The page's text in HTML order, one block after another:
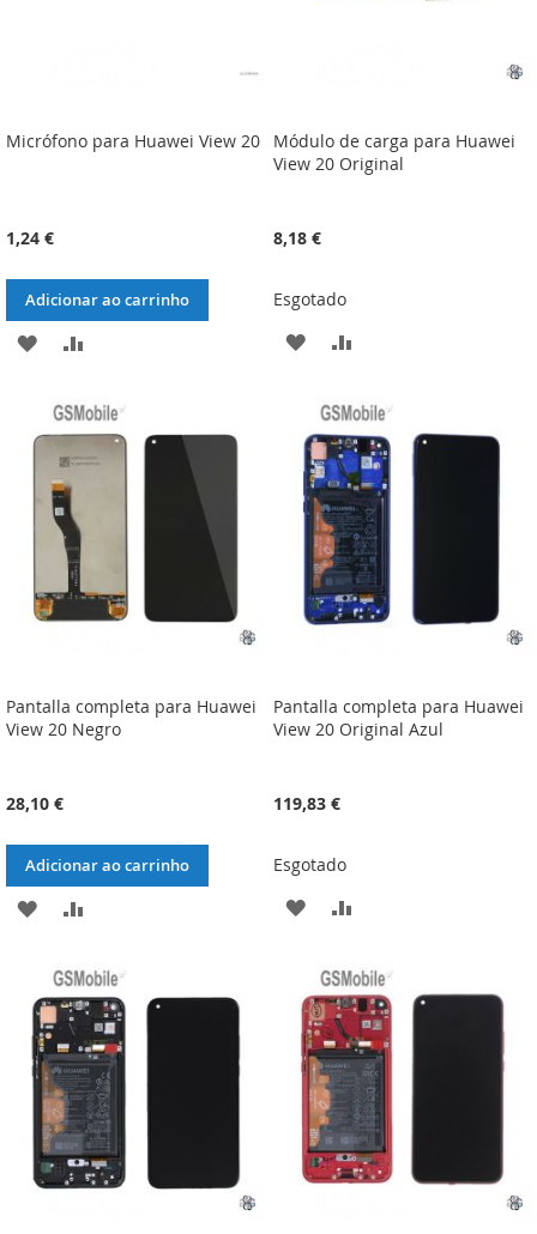
Micrófono para Huawei View 20
1,24 €
Adicionar ao carrinho
ADICIONAR
LISTA
DE
DESEJOS
COMPARAÇÃO
Módulo de carga para Huawei
View 20 Original
8,18 €
Esgotado
ADICIONAR
LISTA
DE
DESEJOS
ADICIONAR
COMPARAÇÃO
Pantalla completa para Huawei
View 20 Negro
28,10 €
Adicionar ao carrinho
ADICIONAR
LISTA
DE
DESEJOS
COMPARAÇÃO
Pantalla completa para Huawei
View 20 Original Azul
119,83 €
Esgotado
ADICIONAR
LISTA
DE
DESEJOS
ADICIONAR
COMPARAÇÃO